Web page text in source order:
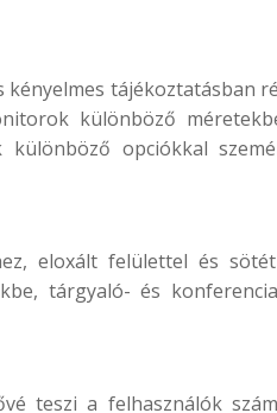
tájékoztatásban
különböző
opciókkal
eloxált felülettel és
tárgyaló- és
teszi a felhasználók